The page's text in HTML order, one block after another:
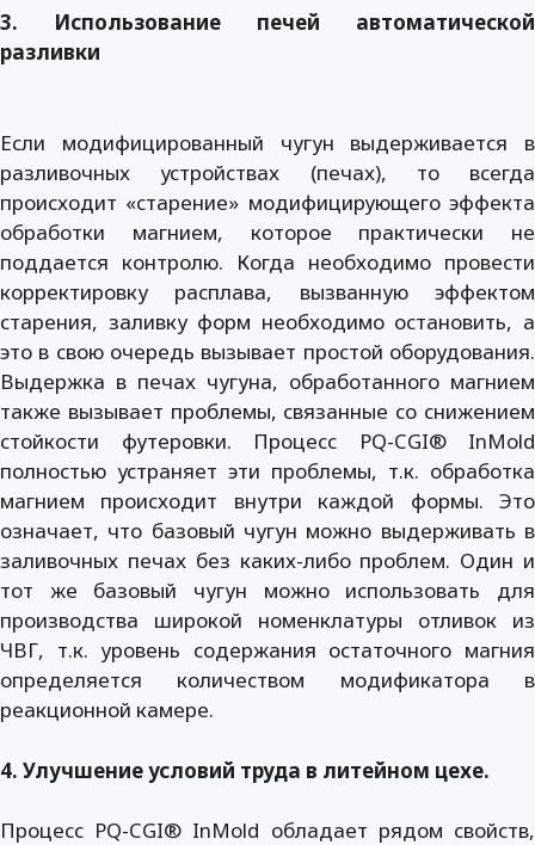
3. Использование печей автоматической
разливки
Если модифицированный чугун выдерживается в
разливочных устройствах (печах), то всегда
происходит «старение» модифицирующего эффекта
обработки магнием, которое практически не
поддается контролю. Когда необходимо провести
корректировку расплава, вызванную эффектом
старения, заливку форм необходимо остановить, а
это в свою очередь вызывает простой оборудования.
Выдержка в печах чугуна, обработанного магнием
также вызывает проблемы, связанные со снижением
стойкости футеровки. Процесс PQ-CGI® InMold
полностью устраняет эти проблемы, т.к. обработка
магнием происходит внутри каждой формы. Это
означает, что базовый чугун можно выдерживать в
заливочных печах без каких-либо проблем. Один и
тот же базовый чугун можно использовать для
производства широкой номенклатуры отливок из
ЧВГ, т.к. уровень содержания остаточного магния
определяется количеством модификатора в
реакционной камере.
4. Улучшение условий труда в литейном цехе.
Процесс PQ-CGI® InMold обладает рядом свойств,